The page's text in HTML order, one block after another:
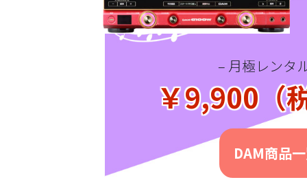
– 月極レンタ
￥9,900（
DAM商品